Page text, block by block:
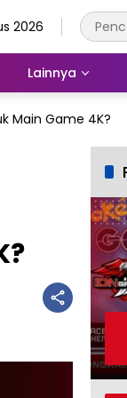
2026
Lainnya
Main Game 4K?